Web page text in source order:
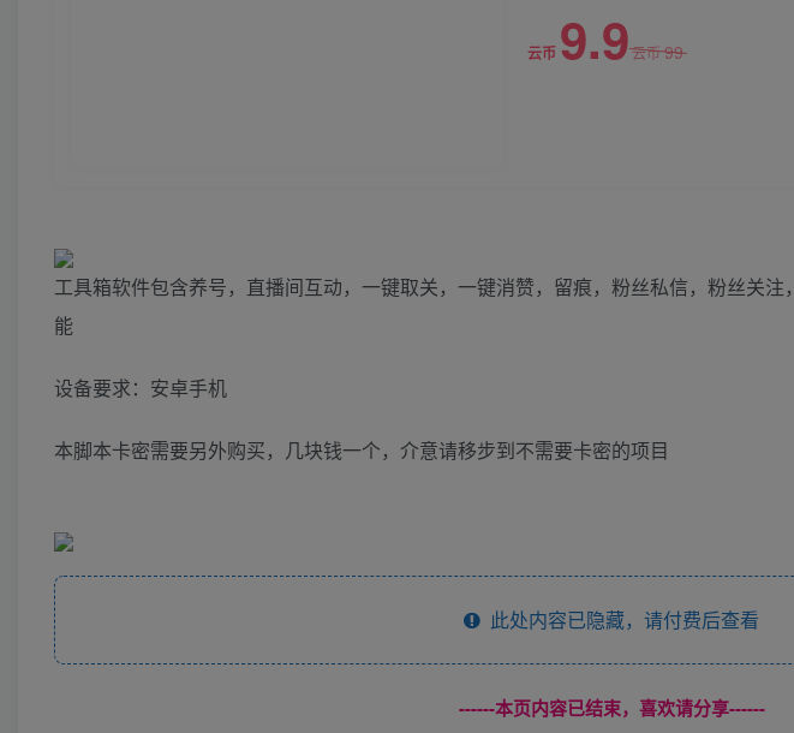
云币 9.9云币99
工具箱软件包含养号，直播间互动，一键取关，一键消赞，留痕，粉丝私信，粉丝关
能
设备要求：安卓手机
本脚本卡密需要另外购买，几块钱一个，介意请移步到不需要卡密的项目
此处内容已隐藏，请付费后查看
------本页内容已结束，喜欢请分享------